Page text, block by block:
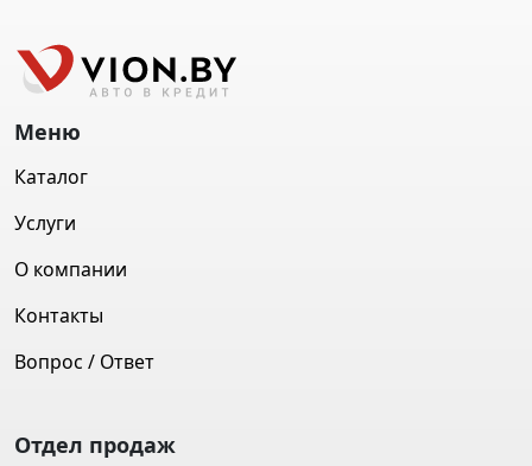
Меню
Каталог
Услуги
О компании
Контакты
Вопрос / Ответ
Отдел продаж